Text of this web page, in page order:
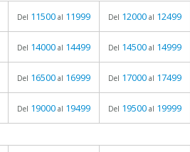
Del 11500 al 11999 Del 12000 al 12499
Del 14000 al 14499 Del 14500 al 14999
Del 16500 al 16999 Del 17000 al 17499
Del 19000 al 19499 Del 19500 al 19999